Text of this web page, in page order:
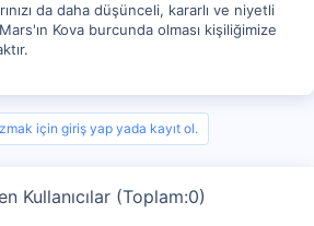
da daha düşünceli, kararlı ve niyetli
Kova burcunda olması kişiliğimize
için giriş yap yada kayıt ol.
Kullanıcılar (Toplam:0)